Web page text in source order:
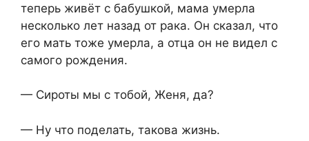
теперь живёт с бабушкой, мама умерла
несколько лет назад от рака. Он сказал, что
его мать тоже умерла, а отца он не видел с
самого рождения.
— Сироты мы с тобой, Женя, да?
— Ну что поделать, такова жизнь.